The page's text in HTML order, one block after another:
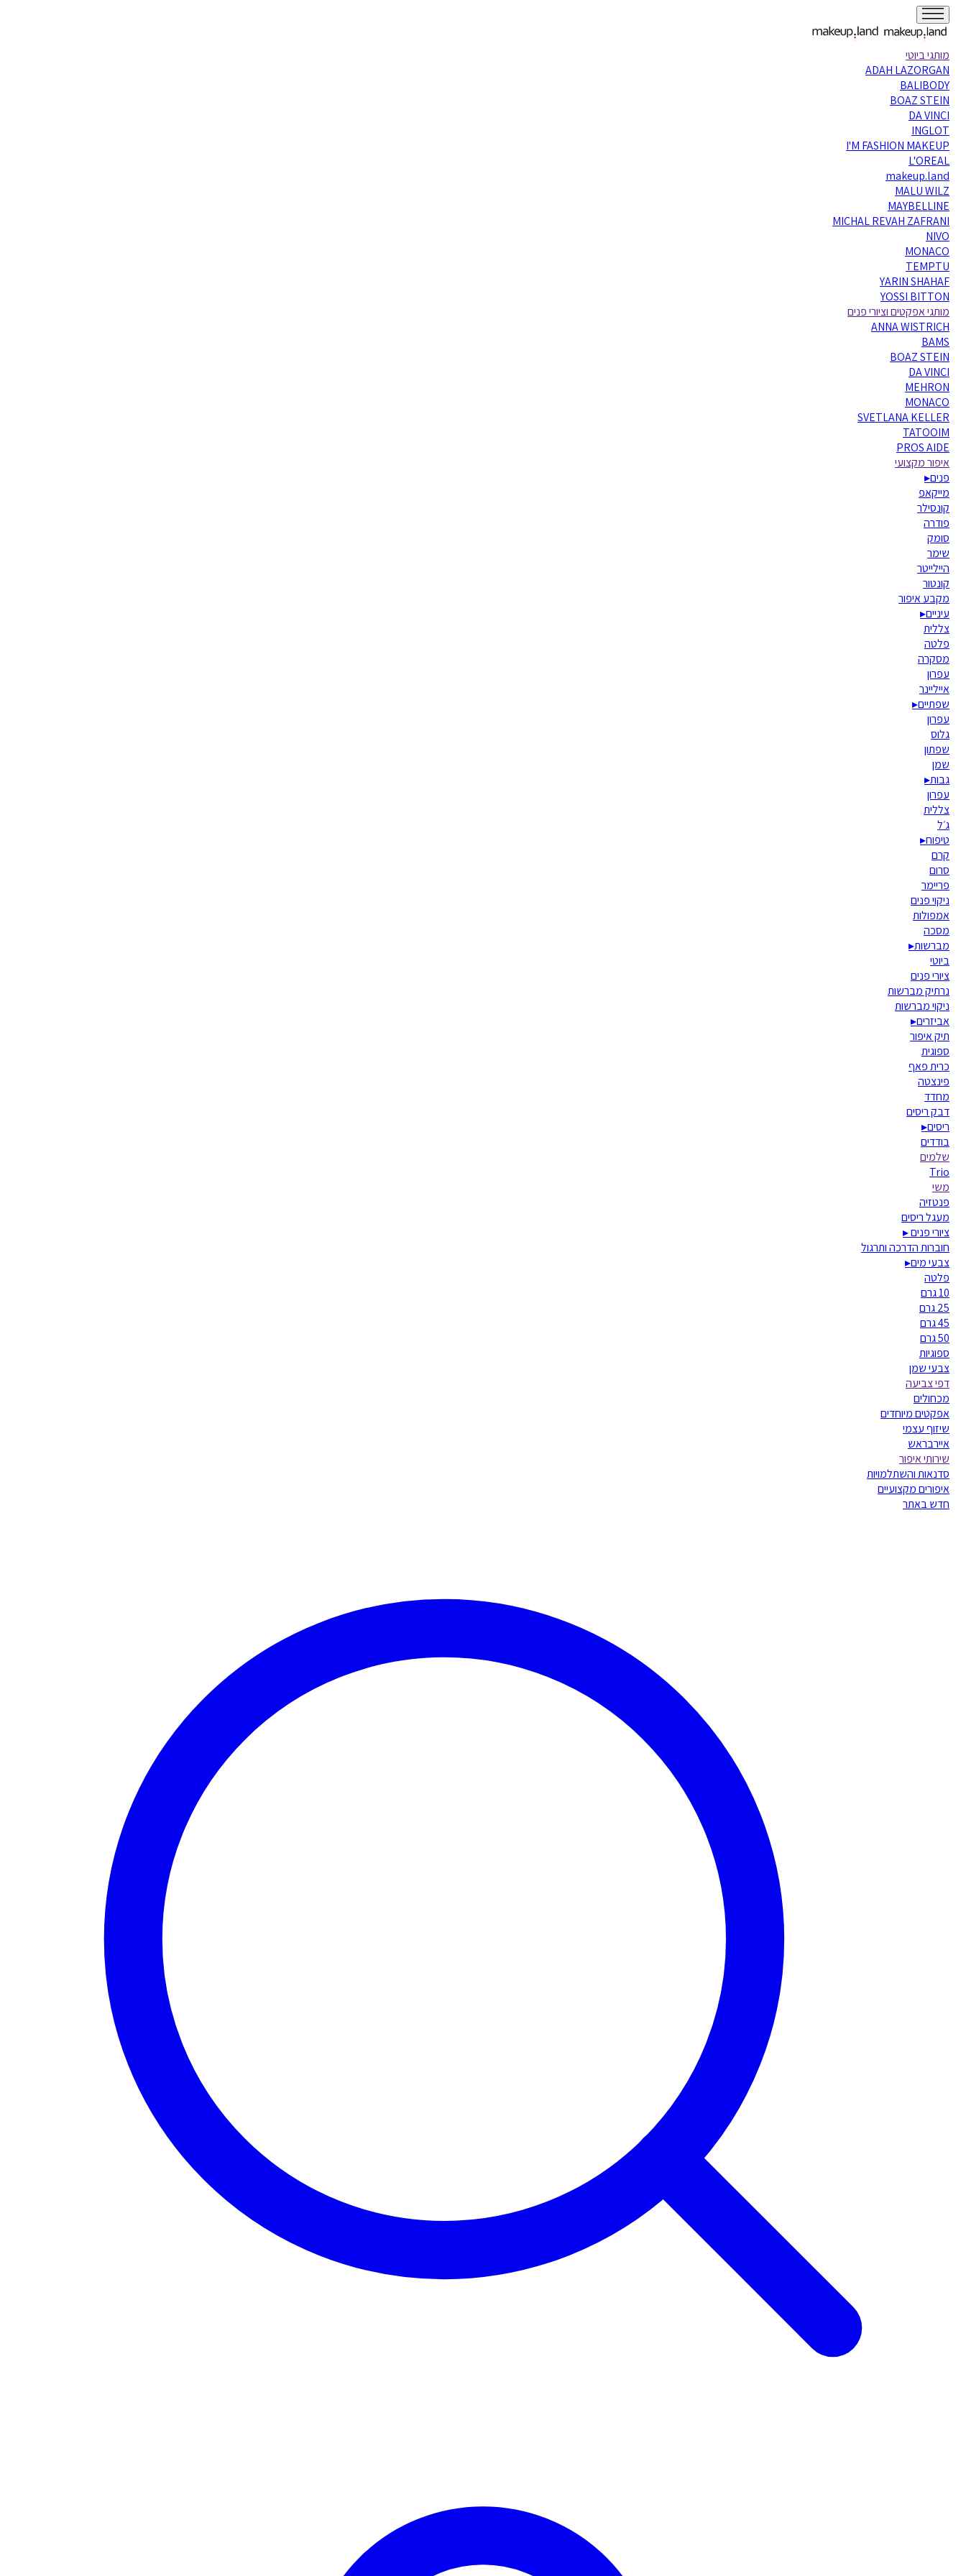
מותגי ביוטי
ADAH LAZORGAN
BALIBODY
BOAZ STEIN
DA VINCI
INGLOT
I'M FASHION MAKEUP
L'OREAL
makeup.land
MALU WILZ
MAYBELLINE
MICHAL REVAH ZAFRANI
NIVO
MONACO
TEMPTU
YARIN SHAHAF
YOSSI BITTON
מותגי אפקטים וציורי פנים
ANNA WISTRICH
BAMS
BOAZ STEIN
DA VINCI
MEHRON
MONACO
SVETLANA KELLER
TATOOIM
PROS AIDE
איפור מקצועי
פנים▸
מייקאפ
קונסילר
פודרה
סומק
שימר
היילייטר
קונטור
מקבע איפור
עיניים▸
צללית
פלטה
מסקרה
עפרון
אייליינר
שפתיים▸
עפרון
גלוס
שפתון
שמן
גבות▸
עפרון
צללית
ג׳ל
טיפוח▸
קרם
סרום
פריימר
ניקוי פנים
אמפולות
מסכה
מברשות▸
ביוטי
ציורי פנים
נרתיק מברשות
ניקוי מברשות
אביזרים▸
תיק איפור
ספוגית
כרית פאף
פינצטה
מחדד
דבק ריסים
ריסים▸
בודדים
שלמים
Trio
משי
פנטזיה
מעגל ריסים
ציורי פנים▸
חוברות הדרכה ותרגול
צבעי מים▸
פלטה
10 גרם
25 גרם
45 גרם
50 גרם
ספוגיות
צבעי שמן
דפי צביעה
מכחולים
אפקטים מיוחדים
שיזוף עצמי
איירבראש
שירותי איפור
סדנאות והשתלמויות
איפורים מקצועיים
חדש באתר